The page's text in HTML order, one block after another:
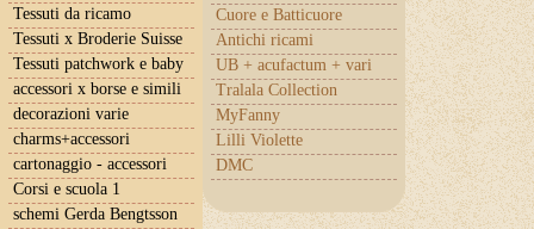
Cuore e Batticuore
Antichi ricami
UB + acufactum + vari
Tralala Collection
MyFanny
Lilli Violette
DMC
Tessuti da ricamo
Tessuti x Broderie Suisse
Tessuti patchwork e baby
accessori x borse e simili
decorazioni varie
charms+accessori
cartonaggio - accessori
Corsi e scuola 1
schemi Gerda Bengtsson